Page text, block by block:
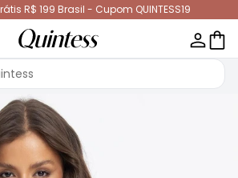
R$ 199 Brasil - Cupom QUINTESS19